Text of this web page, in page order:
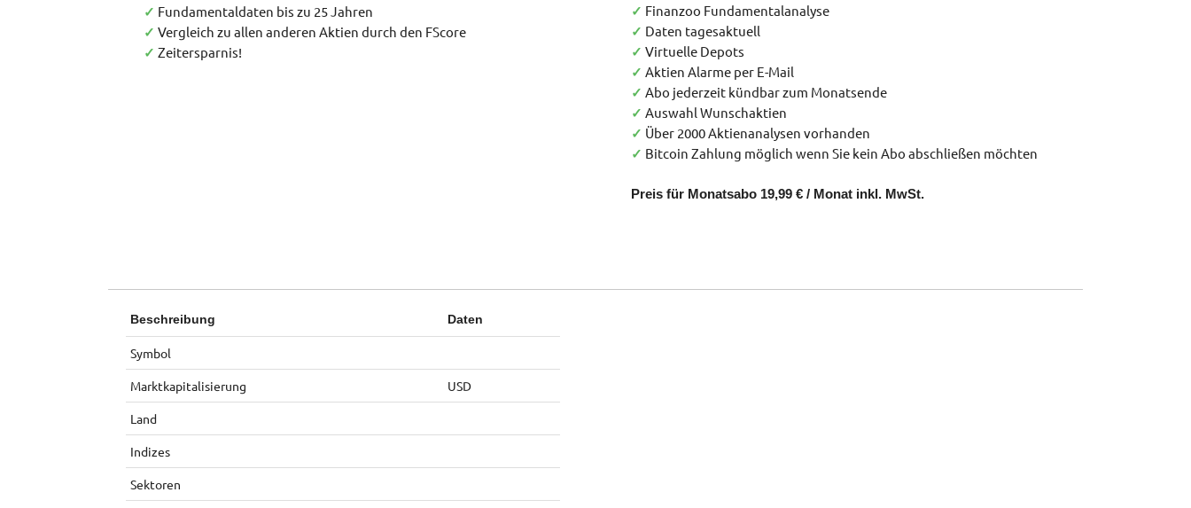
✓ Fundamentaldaten bis zu 25 Jahren
✓ Vergleich zu allen anderen Aktien durch den FScore
✓ Zeitersparnis!
✓ Finanzoo Fundamentalanalyse
✓ Daten tagesaktuell
✓ Virtuelle Depots
✓ Aktien Alarme per E-Mail
✓ Abo jederzeit kündbar zum Monatsende
✓ Auswahl Wunschaktien
✓ Über 2000 Aktienanalysen vorhanden
✓ Bitcoin Zahlung möglich wenn Sie kein Abo abschließen möchten
Preis für Monatsabo 19,99 € / Monat inkl. MwSt.
Beschreibung Daten
Symbol
Marktkapitalisierung USD
Land
Indizes
Sektoren